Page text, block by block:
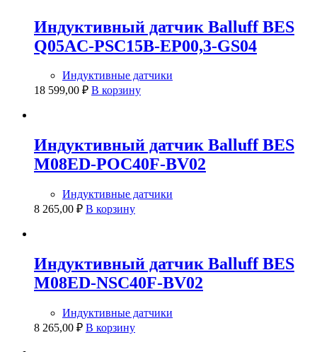
Индуктивный датчик Balluff BES
Q05AC-PSC15B-EP00,3-GS04
Индуктивные датчики
18 599,00 ₽ В корзину
Индуктивный датчик Balluff BES
M08ED-POC40F-BV02
Индуктивные датчики
8 265,00 ₽ В корзину
Индуктивный датчик Balluff BES
M08ED-NSC40F-BV02
Индуктивные датчики
8 265,00 ₽ В корзину